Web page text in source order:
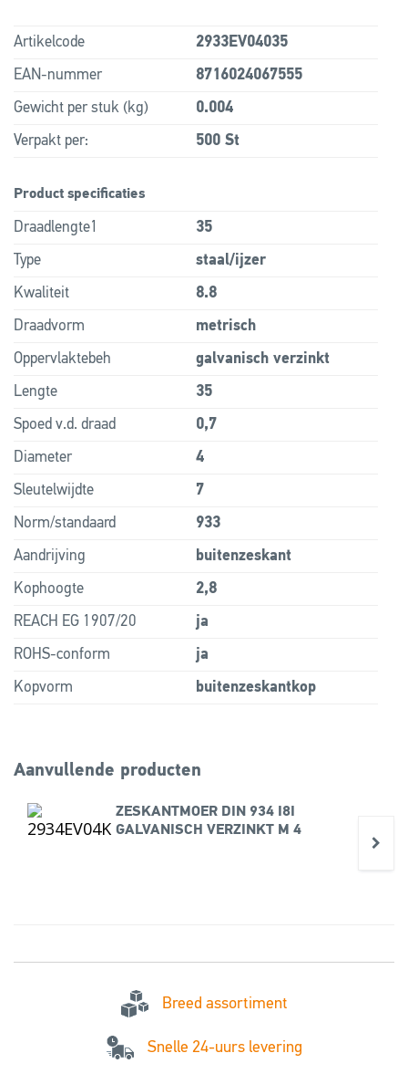
Artikelcode 2933EV04035
EAN-nummer 8716024067555
Gewicht per stuk (kg) 0.004
Verpakt per: 500 St
Product specificaties
Draadlengte1 35
Type staal/ijzer
Kwaliteit 8.8
Draadvorm metrisch
Oppervlaktebeh galvanisch verzinkt
Lengte 35
Spoed v.d. draad 0,7
Diameter 4
Sleutelwijdte 7
Norm/standaard 933
Aandrijving buitenzeskant
Kophoogte 2,8
REACH EG 1907/20 ja
ROHS-conform ja
Kopvorm buitenzeskantkop
Aanvullende producten
ZESKANTMOER DIN 934 I8I
GALVANISCH VERZINKT M 4
Breed assortiment
Snelle 24-uurs levering